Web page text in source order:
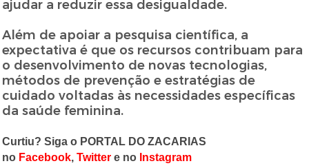
ajudar a reduzir essa desigualdade.
Além de apoiar a pesquisa científica, a
expectativa é que os recursos contribuam para
o desenvolvimento de novas tecnologias,
métodos de prevenção e estratégias de
cuidado voltadas às necessidades específicas
da saúde feminina.
Curtiu? Siga o PORTAL DO ZACARIAS
no Facebook,Twitter e no Instagram